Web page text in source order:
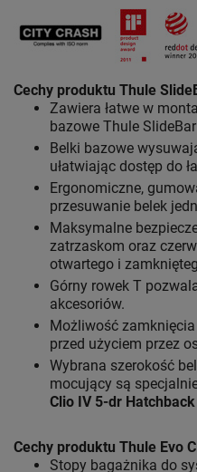
Cechy produktu Thule
Zawiera łatwe w
bazowe Thule SlideBar
Belki bazowe
ułatwiając dostęp do
Ergonomiczne,
przesuwanie belek
Maksymalne
zatrzaskom oraz
otwartego i
Górny rowek T
akcesoriów.
Możliwość
przed użyciem przez
Wybrana szerokość
mocujący są
Clio IV 5-dr
Cechy produktu Thule Evo
Stopy bagażnika do